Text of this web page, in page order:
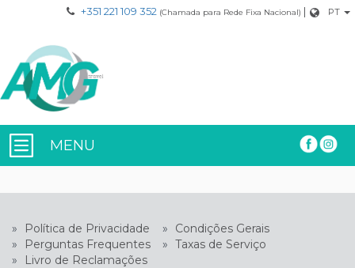
+351 221 109 352 (Chamada para Rede Fixa Nacional) | PT
MENU
» Política de Privacidade »
Condições Gerais
»
Perguntas Frequentes » Taxas de Serviço
»
Livro de Reclamações